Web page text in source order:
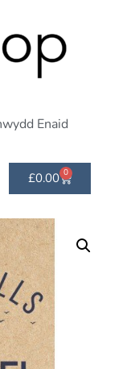
Enaid
£0.00 0